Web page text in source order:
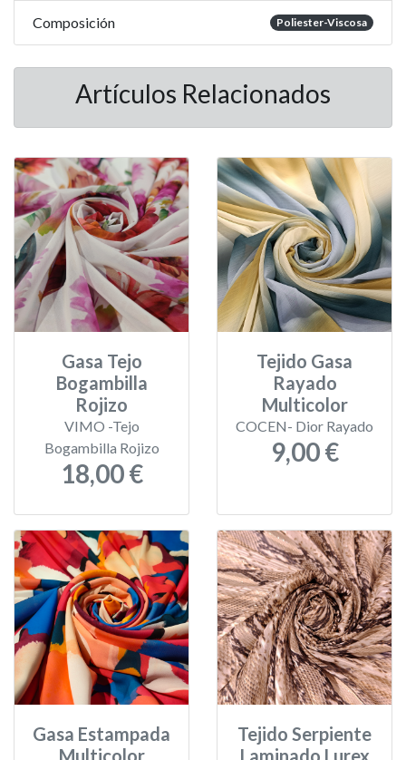
Composición Poliester-Viscosa
Artículos Relacionados
Gasa Tejo
Bogambilla
Rojizo
VIMO -Tejo
Bogambilla Rojizo
18,00 €
Tejido Gasa
Rayado
Multicolor
COCEN- Dior Rayado
9,00 €
Gasa Estampada
Multicolor
Tejido Serpiente
Laminado Lurex